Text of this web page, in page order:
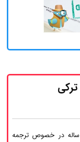
ساله در خصوص ترجمه